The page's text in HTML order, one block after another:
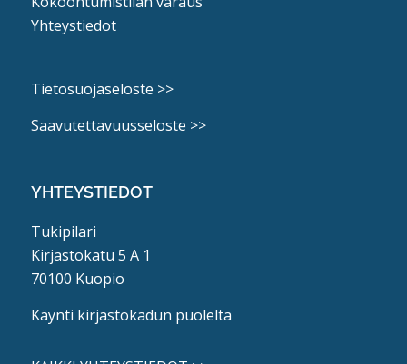
Yhteystiedot
Tietosuojaseloste >>
Saavutettavuusseloste >>
YHTEYSTIEDOT
Tukipilari
Kirjastokatu 5 A 1
70100 Kuopio
Käynti kirjastokadun puolelta